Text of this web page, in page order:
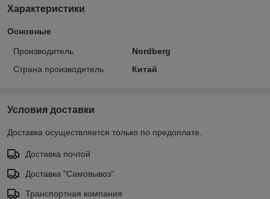
Характеристики
Основные
Производитель
Nordberg
Страна производитель
Китай
Условия доставки
Доставка осуществляется только по предоплате.
Доставка почтой
Доставка "Самовывоз"
Транспортная компания